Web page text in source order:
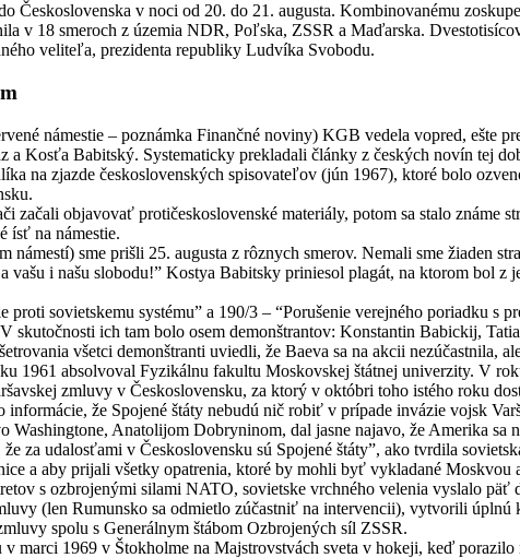
Československa v noci od 20. do 21. augusta. Kombinovanému
v 18 smeroch z územia NDR, Poľska, ZSSR a Maďarska.
veliteľa, prezidenta republiky Ludvíka Svobodu.
námestie – poznámka Finančné noviny) KGB vedela vopred,
a Kosťa Babitský. Systematicky prekladali články z českých novín tej
na zjazde československých spisovateľov (jún 1967), ktoré bolo
začali objavovať protičeskoslovenské materiály, potom sa stalo známe
ísť na námestie.
sme prišli 25. augusta z rôznych smerov. Nemali sme žiaden
vašu i našu slobodu!” Kostya Babitsky priniesol plagát, na ktorom bol
sovietskemu systému” a 190/3 – “Porušenie verejného poriadku s
skutočnosti ich tam bolo osem demonštrantov: Konstantin Babickij,
všetci demonštranti uviedli, že Baeva sa na akcii nezúčastnila,
1961 absolvoval Fyzikálnu fakultu Moskovskej štátnej univerzity. V
zmluvy v Československu, za ktorý v októbri toho istého roku
informácie, že Spojené štáty nebudú nič robiť v prípade invázie vojsk
Anatolijom Dobryninom, dal jasne najavo, že Amerika
za udalosťami v Československu sú Spojené štáty”, ako tvrdila
a aby prijali všetky opatrenia, ktoré by mohli byť vykladané Moskvou
s ozbrojenými silami NATO, sovietske vrchného velenia vyslalo
(len Rumunsko sa odmietlo zúčastniť na intervencii), vytvorili
spolu s Generálnym štábom Ozbrojených síl ZSSR.
marci 1969 v Štokholme na Majstrovstvách sveta v hokeji, keď